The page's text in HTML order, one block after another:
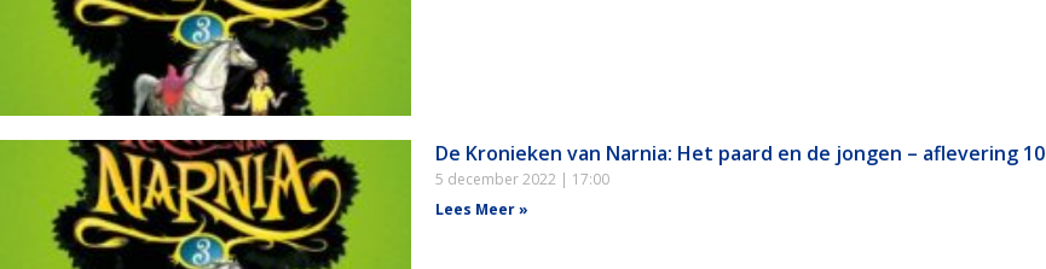
De Kronieken van Narnia: Het paard en de jongen – aflevering 10
5 december 2022
17:00
Lees Meer »